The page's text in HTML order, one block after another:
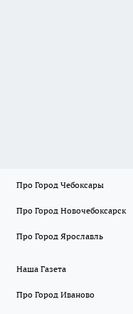
Про Город Чебоксары
Про Город Новочебоксарск
Про Город Ярославль
Наша Газета
Про Город Иваново